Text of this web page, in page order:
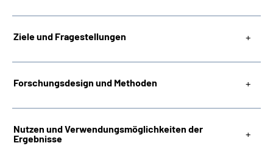
Ziele und Fragestellungen
Forschungsdesign und Methoden
Nutzen und Verwendungsmöglichkeiten der
Ergebnisse